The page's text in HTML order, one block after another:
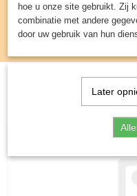
Inloggen Registreren
Spellen &
hoe u onze site gebruikt. Zij
combinatie met andere
door uw gebruik van hun
Later